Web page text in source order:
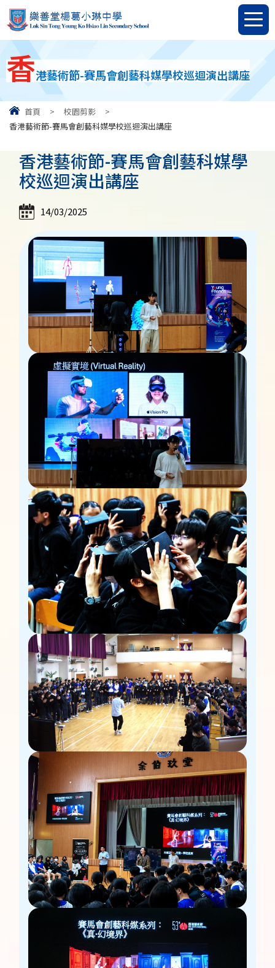
香港藝術節-賽馬會創藝科媒學校巡迴演出講座
首頁 > 校園剪影
>
香港藝術節-賽馬會創藝科媒學校巡迴演出講座
香港藝術節-賽馬會創藝科媒學
校巡迴演出講座
14/03/2025